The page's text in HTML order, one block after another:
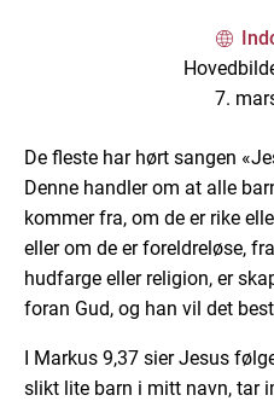
7.
De fleste har hørt sangen
Denne handler om at alle
kommer fra, om de er rike
eller om de er foreldreløse,
hudfarge eller religion, er
foran Gud, og han vil det
I Markus 9,37 sier Jesus
slikt lite barn i mitt navn, tar